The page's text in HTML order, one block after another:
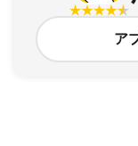
ア